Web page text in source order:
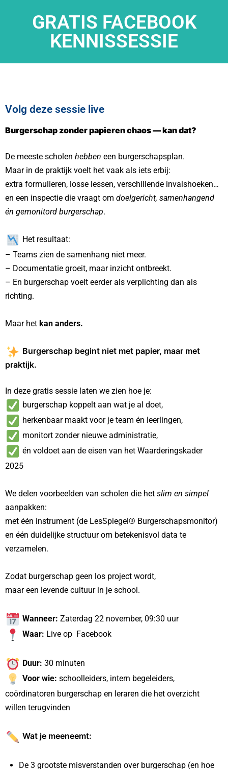
GRATIS FACEBOOK
KENNISSESSIE
Volg deze sessie live
Burgerschap zonder papieren chaos — kan dat?
De meeste scholen hebben een burgerschapsplan.
Maar in de praktijk voelt het vaak als iets erbij:
extra formulieren, losse lessen, verschillende invalshoeken…
en een inspectie die vraagt om doelgericht, samenhangend
én gemonitord burgerschap.
Het resultaat:
– Teams zien de samenhang niet meer.
– Documentatie groeit, maar inzicht ontbreekt.
– En burgerschap voelt eerder als verplichting dan als
richting.
Maar het kan anders.
Burgerschap begint niet met papier, maar met
praktijk.
In deze gratis sessie laten we zien hoe je:
burgerschap koppelt aan wat je al doet,
herkenbaar maakt voor je team én leerlingen,
monitort zonder nieuwe administratie,
én voldoet aan de eisen van het Waarderingskader
2025
We delen voorbeelden van scholen die het slim en simpel
aanpakken:
met één instrument (de LesSpiegel® Burgerschapsmonitor)
en één duidelijke structuur om betekenisvol data te
verzamelen.
Zodat burgerschap geen los project wordt,
maar een levende cultuur in je school.
Wanneer: Zaterdag 22 november, 09:30 uur
Waar: Live op Facebook
Duur: 30 minuten
Voor wie: schoolleiders, intern begeleiders,
coördinatoren burgerschap en leraren die het overzicht
willen terugvinden
Wat je meeneemt:
De 3 grootste misverstanden over burgerschap (en hoe